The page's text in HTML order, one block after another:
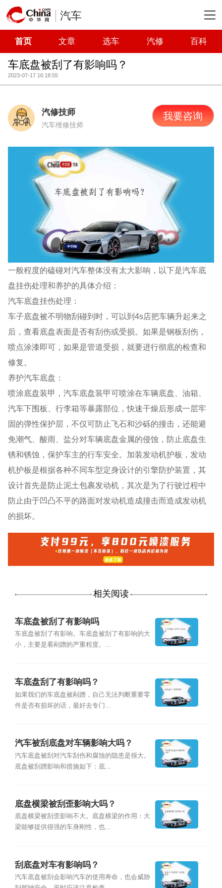
汽车
首页 文章 选车 汽修 百科
车底盘被刮了有影响吗？
2023-07-17 16:18:55
汽修技师
汽车维修技师
我要咨询
一般程度的磕碰对汽车整体没有太大影响，以下是汽车底
盘挂伤处理和养护的具体介绍：
汽车底盘挂伤处理：
车子底盘被不明物刮碰到时，可以到4s店把车辆升起来之
后，查看底盘表面是否有刮伤或受损。如果是钢板刮伤，
喷点涂漆即可，如果是管道受损，就要进行彻底的检查和
修复。
养护汽车底盘：
喷涂底盘装甲，汽车底盘装甲可喷涂在车辆底盘、油箱、
汽车下围板、行李箱等暴露部位，快速干燥后形成一层牢
固的弹性保护层，不仅可防止飞石和沙砾的撞击，还能避
免潮气、酸雨、盐分对车辆底盘金属的侵蚀，防止底盘生
锈和锈蚀，保护车主的行车安全。加装发动机护板，发动
机护板是根据各种不同车型定身设计的引擎防护装置，其
设计首先是防止泥土包裹发动机，其次是为了行驶过程中
防止由于凹凸不平的路面对发动机造成撞击而造成发动机
的损坏。
相关阅读
车底盘被刮了有影响吗
车底盘被刮了有影响。车底盘被刮了有影响的大
小，主要是看剐蹭的严重程度。...
车底盘刮了有影响吗？
如果我们的车底盘被剐蹭，自己无法判断重要零
件是否有损坏的话，最好去专门...
汽车被刮底盘对车辆影响大吗？
汽车底盘被刮对汽车刮伤和腐蚀的隐患是很大。
底盘被刮蹭影响和措施如下：底...
底盘横梁被刮歪影响大吗？
底盘横梁被刮歪影响不大。底盘横梁的作用：大
梁能够提供很强的车身刚性，也...
刮底盘对车有影响吗？
汽车底盘被刮会影响汽车的使用寿命，也会威胁